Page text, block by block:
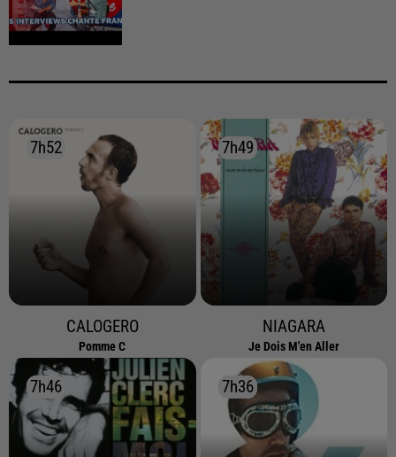
7h52
7h52
CALOGERO
Pomme C
7h49
7h49
NIAGARA
Je Dois M'en Aller
7h46
7h46 7h36
7h36